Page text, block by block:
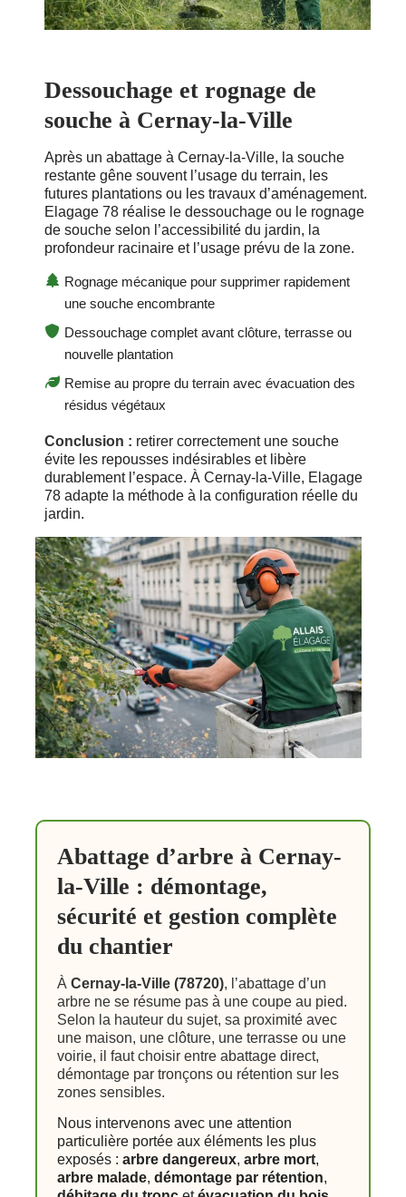
Dessouchage et rognage de
souche à Cernay-la-Ville
Après un abattage à Cernay-la-Ville, la souche
restante gêne souvent l’usage du terrain, les
futures plantations ou les travaux d’aménagement.
Elagage 78 réalise le dessouchage ou le rognage
de souche selon l’accessibilité du jardin, la
profondeur racinaire et l’usage prévu de la zone.
Rognage mécanique pour supprimer rapidement
une souche encombrante
Dessouchage complet avant clôture, terrasse ou
nouvelle plantation
Remise au propre du terrain avec évacuation des
résidus végétaux
Conclusion : retirer correctement une souche
évite les repousses indésirables et libère
durablement l’espace. À Cernay-la-Ville, Elagage
78 adapte la méthode à la configuration réelle du
jardin.
Abattage d’arbre à Cernay-
la-Ville : démontage,
sécurité et gestion complète
du chantier
À Cernay-la-Ville (78720), l’abattage d’un
arbre ne se résume pas à une coupe au pied.
Selon la hauteur du sujet, sa proximité avec
une maison, une clôture, une terrasse ou une
voirie, il faut choisir entre abattage direct,
démontage par tronçons ou rétention sur les
zones sensibles.
Nous intervenons avec une attention
particulière portée aux éléments les plus
exposés : arbre dangereux, arbre mort,
arbre malade, démontage par rétention,